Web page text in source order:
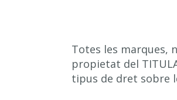
Totes les marques,
propietat del
tipus de dret sobre